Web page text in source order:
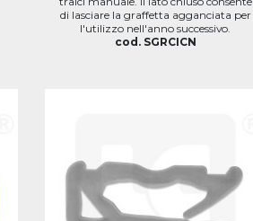
di lasciare la graffetta agganciata per
l'utilizzo nell'anno successivo.
cod. SGRCICN